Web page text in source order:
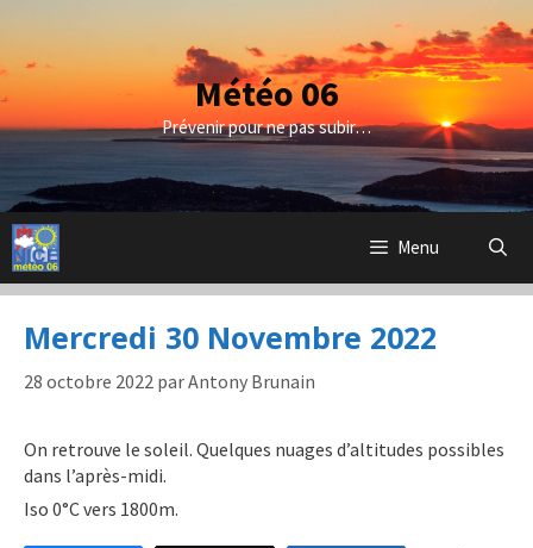
contenu
Météo 06
Prévenir pour ne pas subir…
Menu
Mercredi 30 Novembre 2022
28 octobre 2022 parAntony Brunain
On retrouve le soleil. Quelques nuages d’altitudes possibles
dans l’après-midi.
Iso 0°C vers 1800m.